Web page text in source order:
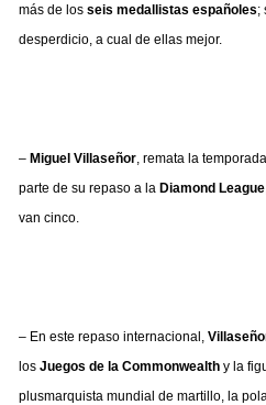
más de los seis medallistas españoles;
desperdicio, a cual de ellas mejor.
– Miguel Villaseñor, remata la
parte de su repaso a la Diamond League
van cinco.
– En este repaso internacional,
los Juegos de la Commonwealth y la
plusmarquista mundial de martillo, la